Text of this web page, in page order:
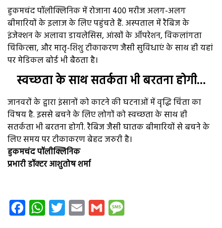
हुकमचंद पॉलीक्लिनिक में रोजाना 400 मरीज अलग-अलग
बीमारियों के इलाज के लिए पहुंचते हैं. अस्पताल में रैबिज के
इंजेक्शन के अलावा डायलेसिस, आंखों के ऑपरेशन, विकलांगता
चिकित्सा, और मातृ-शिशु टीकाकरण जैसी सुविधाएं के साथ ही यहां
पर मेडिकल बोर्ड भी बैठता है।
स्वच्छता के साथ सतर्कता भी बरतना होगी…
जानवरों के द्वारा इंसानों को काटने की घटनाओं में वृद्धि चिंता का
विषय है. इससे बचने के लिए लोगों को स्वच्छता के साथ ही
सतर्कता भी बरतना होगी. रैबिज जैसी घातक बीमारियों से बचने के
लिए समय पर टीकाकरण बेहद जरुरी है।
हुकमचंद पॉलीक्लिनिक
प्रभारी डॉक्टर आशुतोष शर्मा
Facebook
WhatsApp
Twitter
EmailGmail